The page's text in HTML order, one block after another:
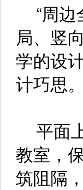
“周边
局、竖
学的设
计巧思。
平面
教室，
筑阻隔